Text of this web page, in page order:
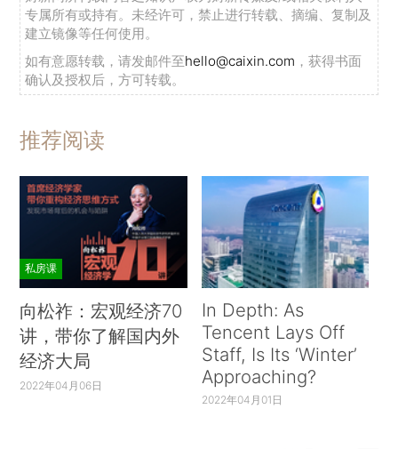
专属所有或持有。未经许可，禁止进行转载、摘编、复制及
建立镜像等任何使用。
如有意愿转载，请发邮件至hello@caixin.com ，获得书面
确认及授权后，方可转载。
推荐阅读
私房课
向松祚：宏观经济70
讲，带你了解国内外
经济大局
2022年04月06日
In Depth: As
Tencent Lays Off
Staff, Is Its ‘Winter’
Approaching?
2022年04月01日